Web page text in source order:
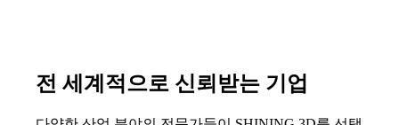
전 세계적으로 신뢰받는 기업